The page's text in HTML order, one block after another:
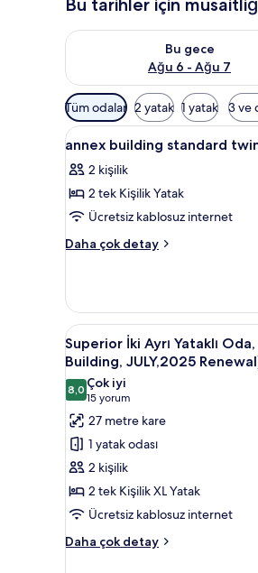
Bu gece
Ağu 6 - Ağu 7
Bu gece için müsaitliği
Odalar
için
mevcut
Tüm odalar 2 yatak 1 yatak 3 ve
annex
building
standard
twin
room
için
görün
4
annex building standard
2 kişilik
2 tek Kişilik Yatak
Ücretsiz kablosuz internet
Daha çok detay
annex
room
hakkında
daha
fazla
Superior
İki
Ayrı
Yataklı
Oda,
Sigara
İçilmez
(Main
Building,
JULY,2025
Renewal)
4
Superior İki Ayrı Yataklı
Building, JULY,2025
8,08,0 / 10
Çok iyi
15 yorum
(15
yorum)
27 metre kare
1 yatak odası
2 kişilik
2 tek Kişilik XL Yatak
Ücretsiz kablosuz internet
Daha çok detay
Superior